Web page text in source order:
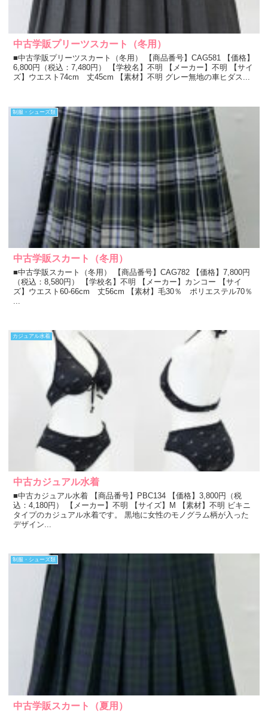
中古学販プリーツスカート（冬用）
■中古学販プリーツスカート（冬用） 【商品番号】CAG581 【価格】
6,800円（税込：7,480円） 【学校名】不明 【メーカー】不明 【サイ
ズ】ウエスト74cm 丈45cm 【素材】不明 グレー無地の車ヒダス...
制服・シューズ類
中古学販スカート（冬用）
■中古学販スカート（冬用） 【商品番号】CAG782 【価格】7,800円
（税込：8,580円） 【学校名】不明 【メーカー】カンコー 【サイ
ズ】ウエスト60-66cm 丈56cm 【素材】毛30％ ポリエステル70％
カジュアル水着
中古カジュアル水着
■中古カジュアル水着 【商品番号】PBC134 【価格】3,800円（税
込：4,180円） 【メーカー】不明 【サイズ】M 【素材】不明 ビキニ
タイプのカジュアル水着です。 黒地に女性のモノグラム柄が入った
デザイン...
制服・シューズ類
中古学販スカート（夏用）